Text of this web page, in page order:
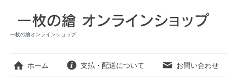
一枚の繪オンラインショップ
ホーム 支払・配送について お問い合わせ